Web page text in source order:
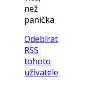
než
panička.
Odebírat
RSS
tohoto
uživatele